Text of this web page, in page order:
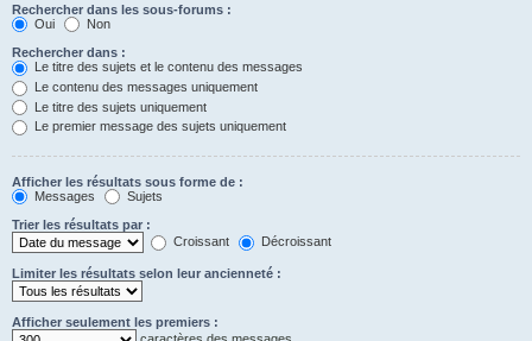
Rechercher dans les sous-forums :
Oui
Non
Rechercher dans :
Le titre des sujets et le contenu des messages
Le contenu des messages uniquement
Le titre des sujets uniquement
Le premier message des sujets uniquement
Afficher les résultats sous forme de :
Messages
Sujets
Trier les résultats par :
Croissant
Décroissant
Limiter les résultats selon leur ancienneté :
Afficher seulement les premiers :